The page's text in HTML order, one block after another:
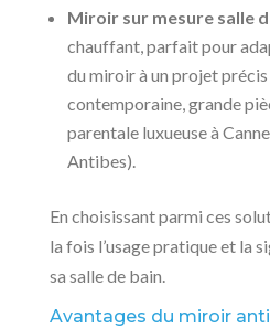
Miroir sur mesure salle
chauffant, parfait pour
du miroir à un projet précis
contemporaine, grande
parentale luxueuse à
Antibes).
En choisissant parmi ces
la fois l’usage pratique et la
sa salle de bain.
Avantages du miroir